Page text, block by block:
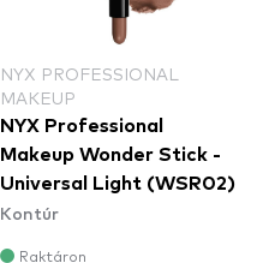
NYX PROFESSIONAL
MAKEUP
NYX Professional
Makeup Wonder Stick -
Universal Light (WSR02)
Kontúr
Raktáron